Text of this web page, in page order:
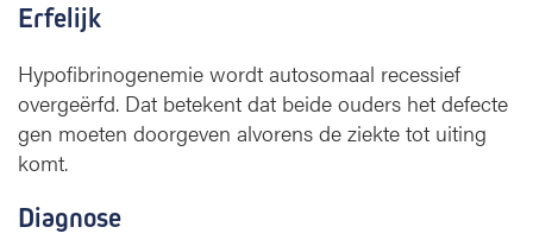
Erfelijk
Hypofibrinogenemie wordt autosomaal recessief
overgeërfd. Dat betekent dat beide ouders het defecte
gen moeten doorgeven alvorens de ziekte tot uiting
komt.
Diagnose